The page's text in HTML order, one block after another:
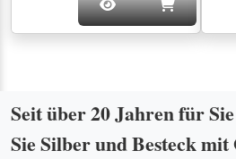
Seit über 20 Jahren für
Sie Silber und Besteck mit